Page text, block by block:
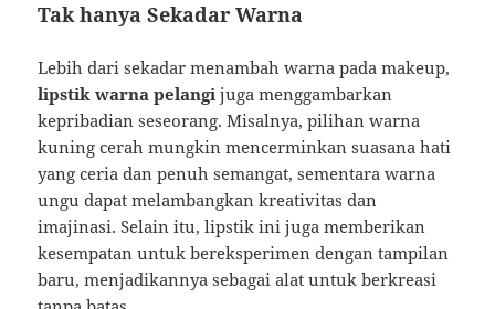
Tak hanya Sekadar Warna
Lebih dari sekadar menambah warna pada makeup,
lipstik warna pelangi juga menggambarkan
kepribadian seseorang. Misalnya, pilihan warna
kuning cerah mungkin mencerminkan suasana hati
yang ceria dan penuh semangat, sementara warna
ungu dapat melambangkan kreativitas dan
imajinasi. Selain itu, lipstik ini juga memberikan
kesempatan untuk bereksperimen dengan tampilan
baru, menjadikannya sebagai alat untuk berkreasi